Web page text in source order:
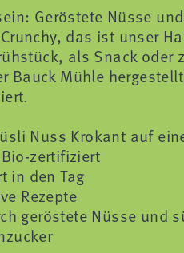
Geröstete Nüsse
das ist unser
als Snack
Bauck Mühle
Nuss Krokant auf
zertifiziert
in den Tag
Rezepte
geröstete Nüsse und